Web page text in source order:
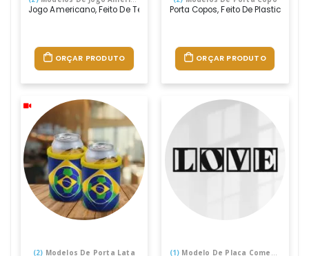
Jogo Americano, Feito De Tecido Sintético, Com Base
ORÇAR PRODUTO
Porta Copos, Feito De Plastico
ORÇAR PRODUTO
(2) Modelos De Porta Lata (1) Modelo De Placa Comemorativa Acrílica